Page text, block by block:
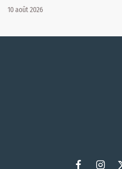
10 août 2026